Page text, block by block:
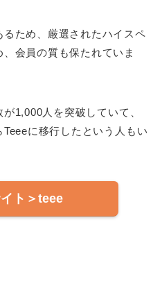
ため、厳選されたハイスペ
会員の質も保たれていま
1,000人を突破していて、
に移行したという人もい
ト＞teee